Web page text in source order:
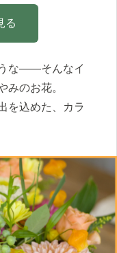
る
な——そんなイ
みのお花。
を込めた、カラ